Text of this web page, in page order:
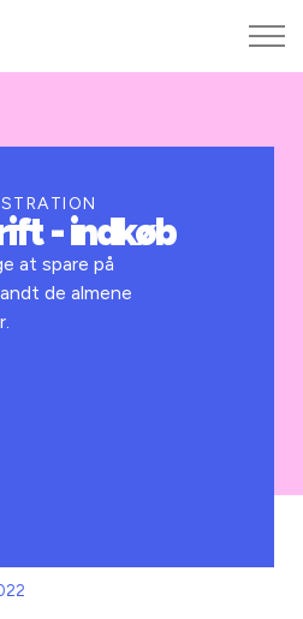
- indkøb
at spare på
de almene